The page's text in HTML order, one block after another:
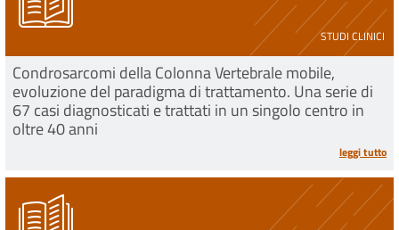
STUDI CLINICI
Condrosarcomi della Colonna Vertebrale mobile,
evoluzione del paradigma di trattamento. Una serie di
67 casi diagnosticati e trattati in un singolo centro in
oltre 40 anni
leggi tutto